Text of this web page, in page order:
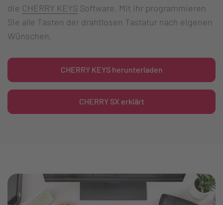
die CHERRY KEYS Software. Mit ihr programmieren
Sie alle Tasten der drahtlosen Tastatur nach eigenen
Wünschen.
CHERRY KEYS herunterladen
CHERRY SX erklärt